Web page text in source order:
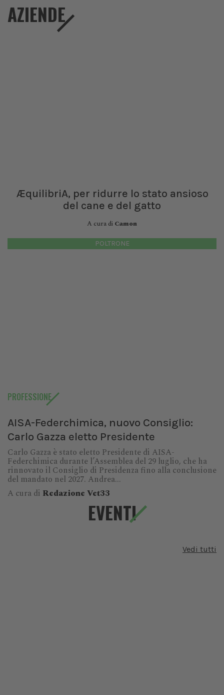
AZIENDE
ÆquilibriA, per ridurre lo stato ansioso
del cane e del gatto
A cura di Camon
POLTRONE
PROFESSIONE
AISA-Federchimica, nuovo Consiglio:
Carlo Gazza eletto Presidente
Carlo Gazza è stato eletto Presidente di AISA-
Federchimica durante l’Assemblea del 29 luglio, che ha
rinnovato il Consiglio di Presidenza fino alla conclusione
del mandato nel 2027. Andrea...
A cura di Redazione Vet33
EVENTI
Vedi tutti